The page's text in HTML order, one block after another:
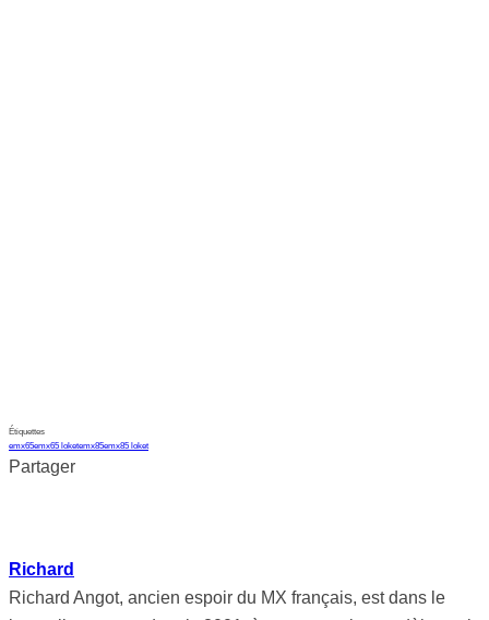
Étiquettes
emx65emx65 loketemx85emx85 loket
Partager
Richard
Richard Angot, ancien espoir du MX français, est dans le